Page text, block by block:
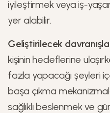
iyileştirmek veya iş-
yer alabilir.
Geliştirilecek
kişinin hedeflerine
fazla yapacağı şeyleri
başa çıkma
sağlıklı beslenmek ve